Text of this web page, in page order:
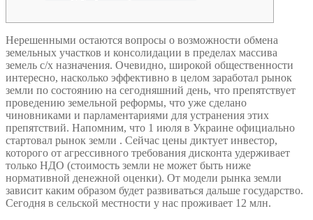
Нерешенными остаются вопросы о возможности обмена
земельных участков и консолидации в пределах массива
земель с/х назначения. Очевидно, широкой общественности
интересно, насколько эффективно в целом заработал рынок
земли по состоянию на сегодняшний день, что препятствует
проведению земельной реформы, что уже сделано
чиновниками и парламентариями для устранения этих
препятствий. Напомним, что 1 июля в Украине официально
стартовал рынок земли . Сейчас цены диктует инвестор,
которого от агрессивного требования дисконта удерживает
только НДО (стоимость земли не может быть ниже
нормативной денежной оценки). От модели рынка земли
зависит каким образом будет развиваться дальше государство.
Сегодня в сельской местности у нас проживает 12 млн.